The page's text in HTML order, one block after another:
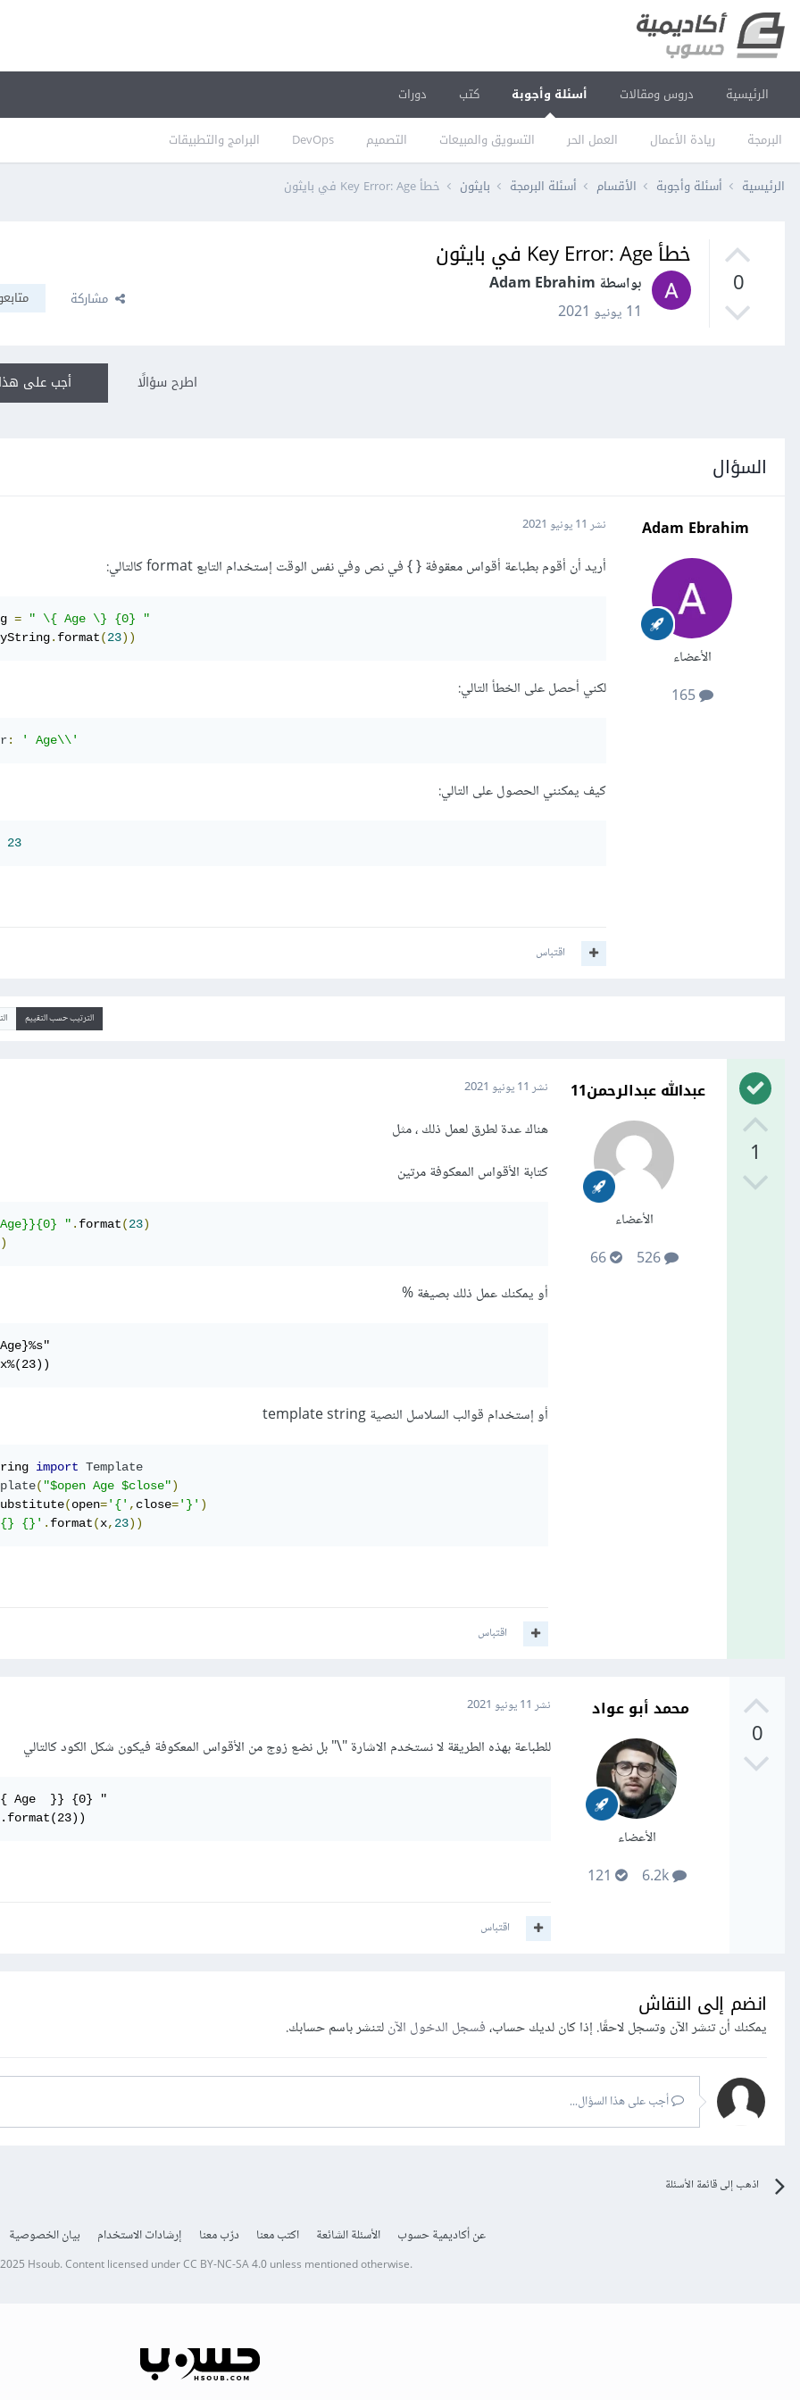
الرئيسية دروس ومقالات أسئلة وأجوبة
البرمجة ريادة الأعمال العمل الحر التسويق والمبيعات التصميم DevOps البرامج والتطبيقات
كتب دورات
الرئيسية أسئلة وأجوبة الأقسام أسئلة البرمجة بايثون خطأ Key Error: Age في بايثون
0
خطأ Key Error: Age في بايثون
بواسطة Adam Ebrahim
11 يونيو 2021
مشاركة
أجب على اطرح سؤالًا
السؤال
Adam Ebrahim
الأعضاء
165
نشر 11 يونيو 2021
أريد أن أقوم بطباعة أقواس معقوفة { } في نص وفي نفس الوقت إستخدام التابع format كالتالي:
=
" \{ Age \} {0} "
. format(23))
لكني أحصل على الخطأ التالي:
: ' Age\\'
كيف يمكنني الحصول على التالي:
23
اقتباس
الترتيب حسب التقييم
1
عبدالله عبدالرحمن11
الأعضاء
526
66
نشر 11 يونيو 2021
هناك عدة لطرق لعمل ذلك ، مثل
كتابة الأقواس المعكوفة مرتين
" . format(23)
)
أو يمكنك عمل ذلك بصيغة %
أو إستخدام قوالب السلاسل النصية template string
import Template
( "$open Age $close")
(open='{' , close='}' )
{}' . format(x, 23))
اقتباس
0
محمد أبو عواد
الأعضاء
6.2k
نشر 11 يونيو 2021
للطباعة بهذه الطريقة لا نستخدم الاشارة "\" بل نضع زوج من الأقواس المعكوفة فيكون شكل الكود كالتالي
Age  }} {0} "
اقتباس
انضم إلى النقاش
يمكنك أن تنشر الآن وتسجل لاحقًا. إذا كان لديك حساب،فسجل الدخول الآنلتنشر باسم حسابك.
أجب على هذا السؤال...
اذهب إلى قائمة الأسئلة
عن أكاديمية حسوب الأسئلة الشائعة اكتب معنا درّب معنا إرشادات الاستخدام بيان الخصوصية
Hsoub.Content licensed underCC BY-NC-SA 4.0unless mentioned otherwise.